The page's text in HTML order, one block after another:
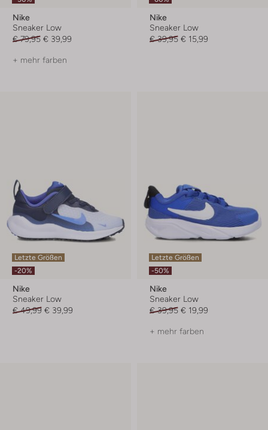
Nike
Sneaker Low
€ 79,95 € 39,99
+ mehr farben
Nike
Sneaker Low
€ 39,95 € 15,99
Letzte Größen
-20%
Nike
Sneaker Low
€ 49,99 € 39,99
Letzte Größen
-50%
Nike
Sneaker Low
€ 39,95 € 19,99
+ mehr farben